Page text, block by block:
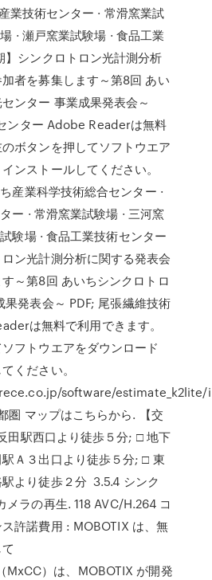
業技術センター · 常滑窯業試
· 瀬戸窯業試験場 · 食品工業
】シンクロトロン光計測分析
者を募集します～第8回 あい
ンター 事業成果発表会～
ンター Adobe Readerは無料
ボタンを押してソフトウエア
ンストールしてください。
産業科学技術総合センター ·
ー · 常滑窯業試験場 · 三河窯
験場 · 食品工業技術センター
ロン光計測分析に関する発表会
～第8回 あいちシンクロトロ
果発表会～ PDF; 尾張繊維技術
は無料で利用できます。
フトウエアをダウンロード
ください。
software/estimate_k2lite/
圏 マップはこちらから. 【交
田駅西口より徒歩５分; □ 地下
Ａ３出口より徒歩５分; □ 東
より徒歩２分 3.5.4 シンク
メラの再生. 118 AVC/H.264 コ
許諾費用 : MOBOTIX は、無
）は、MOBOTIX が開発